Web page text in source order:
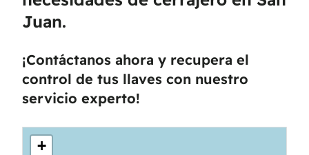
Juan.
¡Contáctanos ahora y recupera el
control de tus llaves con nuestro
servicio experto!
+